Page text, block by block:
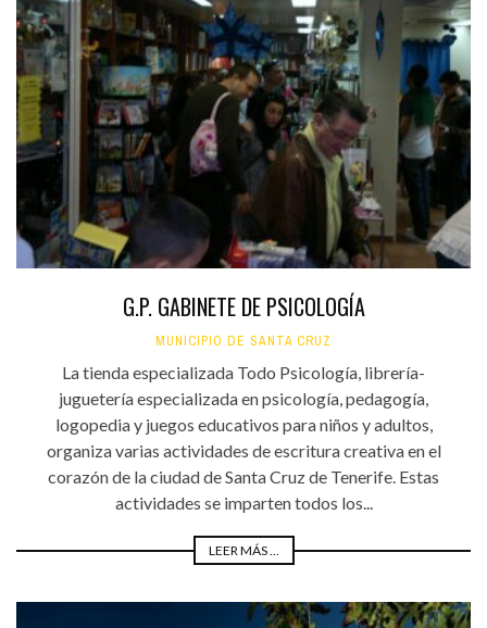
G.P. GABINETE DE PSICOLOGÍA
MUNICIPIO DE SANTA CRUZ
La tienda especializada Todo Psicología, librería-
juguetería especializada en psicología, pedagogía,
logopedia y juegos educativos para niños y adultos,
organiza varias actividades de escritura creativa en el
corazón de la ciudad de Santa Cruz de Tenerife. Estas
actividades se imparten todos los...
LEER MÁS ...